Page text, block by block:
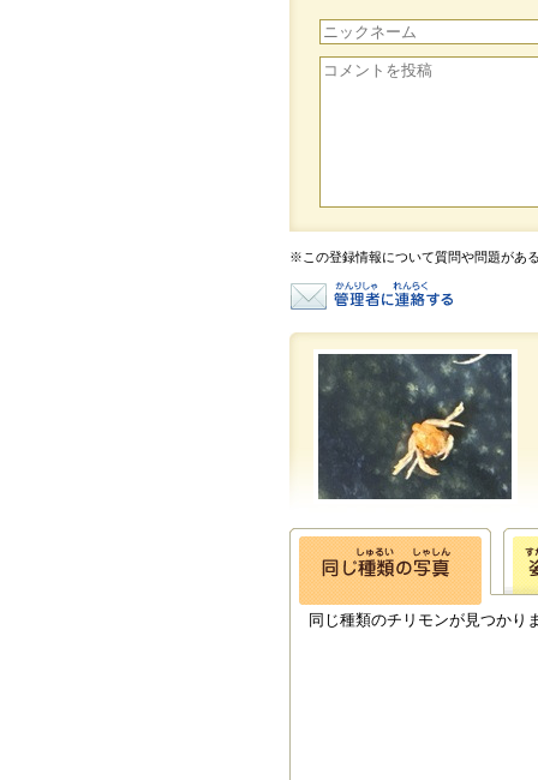
※この登録情報について質問や問題があ
同じ種類のチリモンが見つかり